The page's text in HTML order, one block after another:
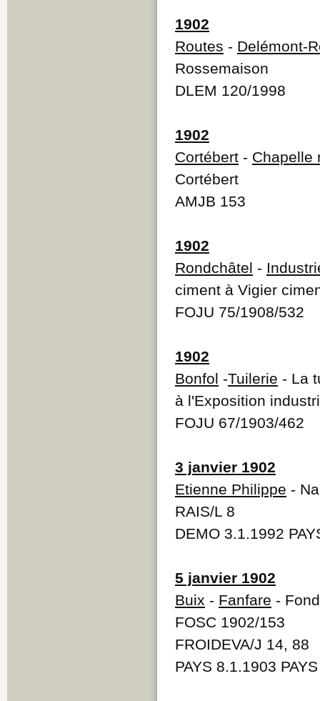
1902
Routes - Delémont-
Rossemaison
DLEM 120/1998
1902
Cortébert - Chapelle
Cortébert
AMJB 153
1902
Rondchâtel -
ciment à Vigier
FOJU 75/1908/532
1902
Bonfol -Tuilerie - La
à l'Exposition
FOJU 67/1903/462
3 janvier 1902
Etienne Philippe -
RAIS/L 8
DEMO 3.1.1992
5 janvier 1902
Buix - Fanfare -
FOSC 1902/153
FROIDEVA/J 14, 88
PAYS 8.1.1903